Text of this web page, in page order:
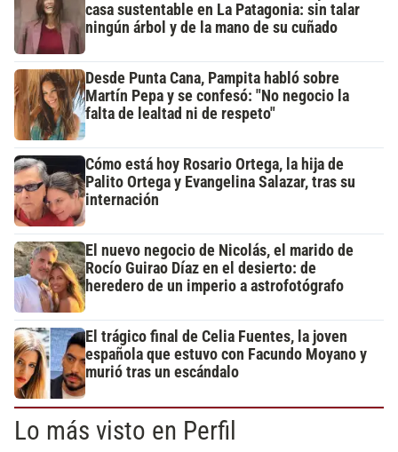
casa sustentable en La Patagonia: sin talar
ningún árbol y de la mano de su cuñado
Desde Punta Cana, Pampita habló sobre
Martín Pepa y se confesó: "No negocio la
falta de lealtad ni de respeto"
Cómo está hoy Rosario Ortega, la hija de
Palito Ortega y Evangelina Salazar, tras su
internación
El nuevo negocio de Nicolás, el marido de
Rocío Guirao Díaz en el desierto: de
heredero de un imperio a astrofotógrafo
El trágico final de Celia Fuentes, la joven
española que estuvo con Facundo Moyano y
murió tras un escándalo
Lo más visto en Perfil